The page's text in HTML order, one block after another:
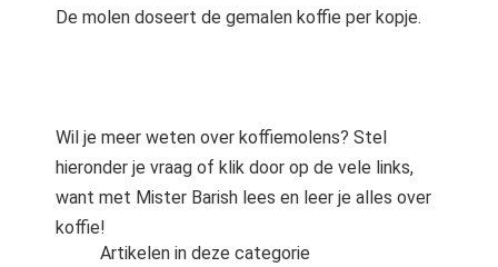
De molen doseert de gemalen koffie per kopje.
Wil je meer weten over koffiemolens? Stel
hieronder je vraag of klik door op de vele links,
want met Mister Barish lees en leer je alles over
koffie!
Artikelen in deze categorie